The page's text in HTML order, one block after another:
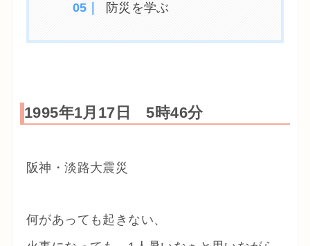
防災を学ぶ
1995年1月17日 5時46分
阪神・淡路大震災
何があっても起きない、